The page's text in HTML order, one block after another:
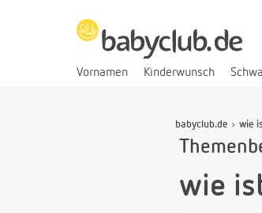
Vornamen Kinderwunsch
babyclub.de wie
wie